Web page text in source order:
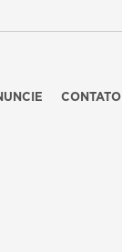
CONTATO